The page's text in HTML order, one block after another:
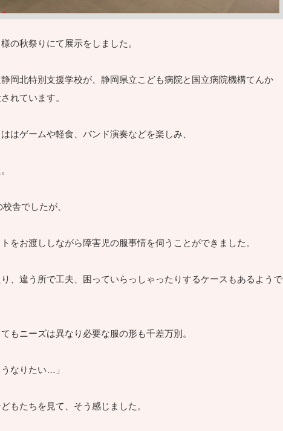
の秋祭りにて展示をしました。
岡北特別支援学校が、静岡県立こども病院と国立病院機構てんか
れています。
はゲームや軽食、バンド演奏などを楽しみ、
舎でしたが、
をお渡ししながら障害児の服事情を伺うことができました。
、違う所で工夫、困っていらっしゃったりするケースもあるようで
もニーズは異なり必要な服の形も千差万別。
なりたい…」
もたちを見て、そう感じました。